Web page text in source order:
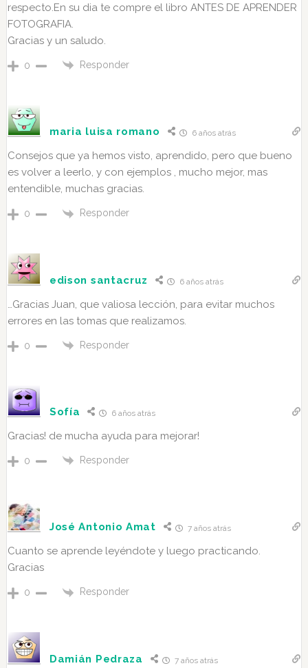
respecto.En su dia te compre el libro ANTES DE APRENDER
FOTOGRAFIA.
Gracias y un saludo.
0 Responder
maria luisa romano 6 años atrás
Consejos que ya hemos visto, aprendido, pero que bueno
es volver a leerlo, y con ejemplos , mucho mejor, mas
entendible, muchas gracias.
0 Responder
edison santacruz 6 años atrás
…Gracias Juan, que valiosa lección, para evitar muchos
errores en las tomas que realizamos.
0 Responder
Sofía 6 años atrás
Gracias! de mucha ayuda para mejorar!
0 Responder
José Antonio Amat 7 años atrás
Cuanto se aprende leyéndote y luego practicando.
Gracias
0 Responder
Damián Pedraza 7 años atrás